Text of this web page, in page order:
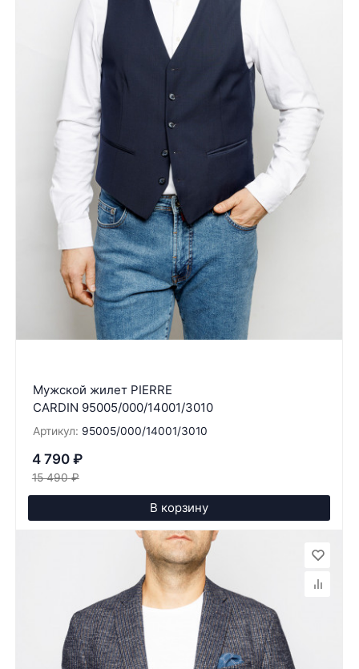
Мужской жилет PIERRE
CARDIN 95005/000/14001/3010
Артикул: 95005/000/14001/3010
4 790 ₽
15 490 ₽
В корзину